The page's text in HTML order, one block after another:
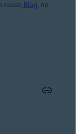
nosso Blog, no